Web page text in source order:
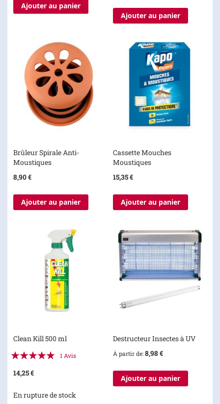
Ajouter au panier
Ajouter au panier
Brûleur Spirale Anti-
Moustiques
8,90 €
Ajouter au panier
Cassette Mouches
Moustiques
15,35 €
Ajouter au panier
Clean Kill 500 ml
Évaluation:
1Avis
14,25 €
En rupture de stock
Destructeur Insectes à UV
À partir de 8,98 €
Ajouter au panier